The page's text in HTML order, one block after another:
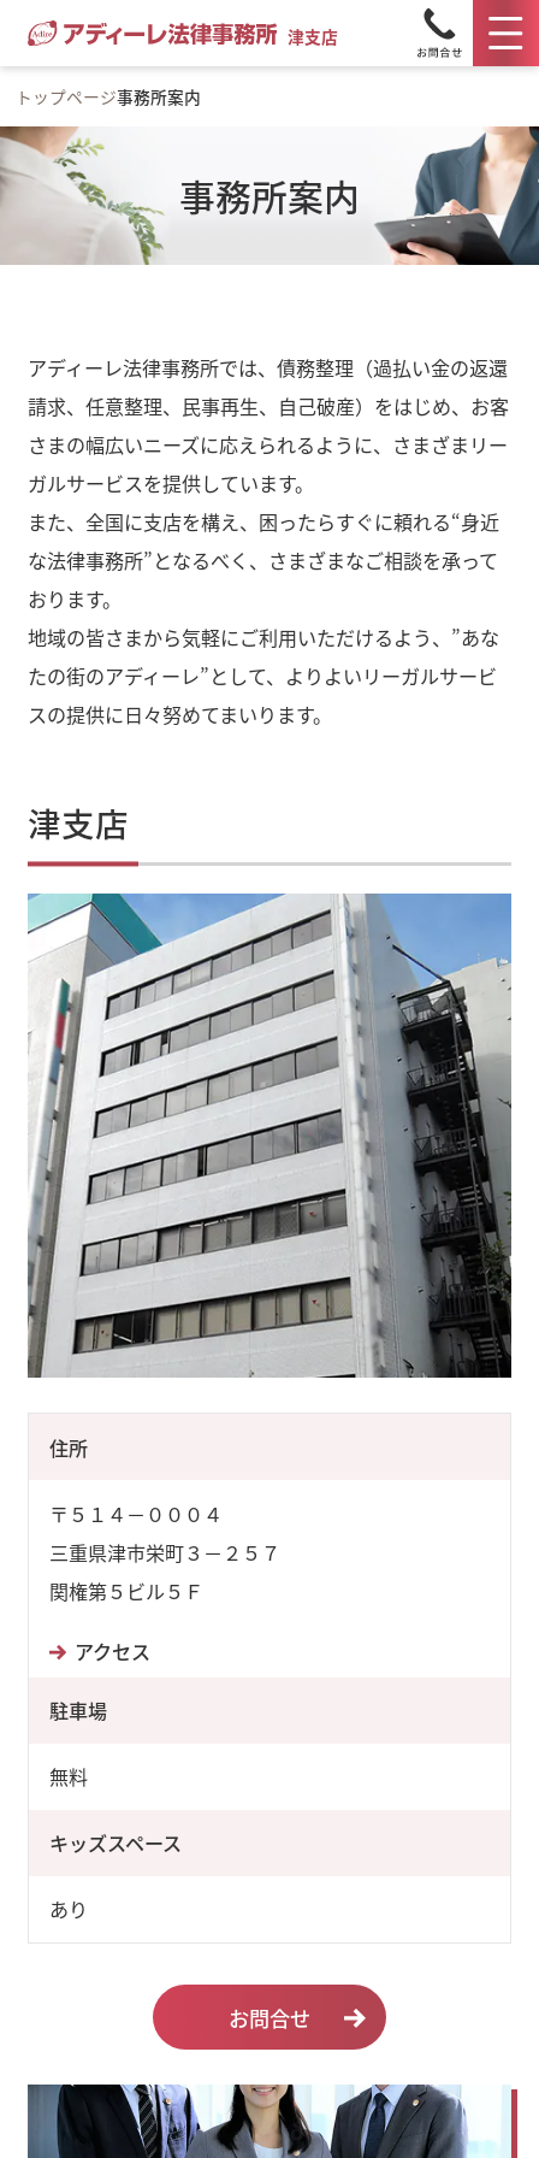
津支店
トップページ事務所案内
事務所案内
アディーレ法律事務所では、債務整理（過払い金の返還
請求、任意整理、民事再生、自己破産）をはじめ、お客
さまの幅広いニーズに応えられるように、さまざまリー
ガルサービスを提供しています。
また、全国に支店を構え、困ったらすぐに頼れる“身近
な法律事務所”となるべく、さまざまなご相談を承って
おります。
地域の皆さまから気軽にご利用いただけるよう、”あな
たの街のアディーレ”として、よりよいリーガルサービ
スの提供に日々努めてまいります。
津支店
住所
〒５１４－０００４
三重県津市栄町３－２５７
関権第５ビル５Ｆ
アクセス
駐車場
無料
キッズスペース
あり
お問合せ